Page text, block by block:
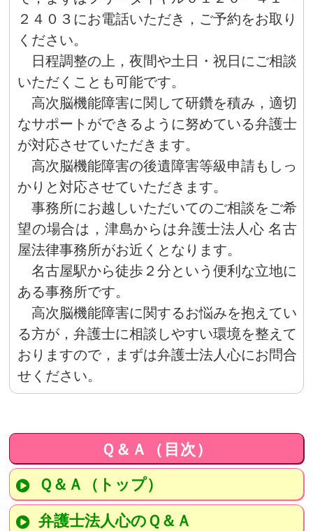
２４０３にお電話いただき，ご予約をお取り
ください。
日程調整の上，夜間や土日・祝日にご相談
いただくことも可能です。
高次脳機能障害に関して研鑽を積み，適切
なサポートができるように努めている弁護士
が対応させていただきます。
高次脳機能障害の後遺障害等級申請もしっ
かりと対応させていただきます。
事務所にお越しいただいてのご相談をご希
望の場合は，津島からは弁護士法人心 名古
屋法律事務所がお近くとなります。
名古屋駅から徒歩２分という便利な立地に
ある事務所です。
高次脳機能障害に関するお悩みを抱えてい
る方が，弁護士に相談しやすい環境を整えて
おりますので，まずは弁護士法人心にお問合
せください。
Ｑ＆Ａ（目次）
Ｑ＆Ａ（トップ）
弁護士法人心のＱ＆Ａ